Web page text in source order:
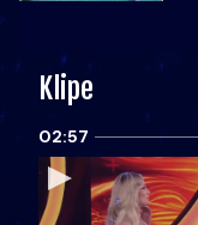
Klipe
02:57